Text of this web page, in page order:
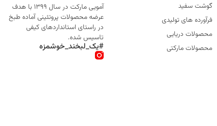
گوشت سفید
فرآورده های تولیدی
محصولات دریایی
محصولات مارکتی
آمویی مارکت در سال 1399 با هدف
عرضه محصولات پروتئینی آماده طبخ
در راستای استانداردهای کیفی
تاسیس شده.
#یک_لبخند_خوشمزه